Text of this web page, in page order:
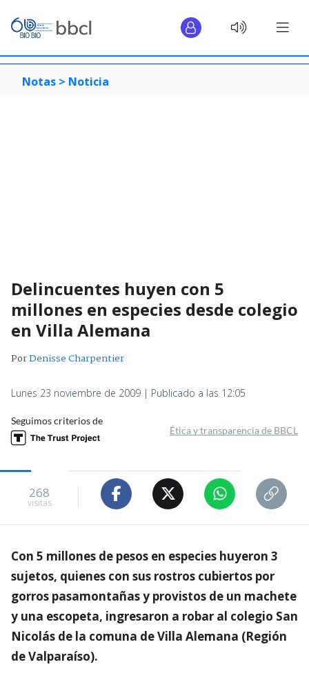
Notas > Noticia
Delincuentes huyen con 5
millones en especies desde colegio
en Villa Alemana
PorDenisse Charpentier
Lunes 23 noviembre de 2009 | Publicado a las 12:05
Seguimos criterios de
Ética y transparencia de BBCL
268
visitas
Con 5 millones de pesos en especies huyeron 3
sujetos, quienes con sus rostros cubiertos por
gorros pasamontañas y provistos de un machete
y una escopeta, ingresaron a robar al colegio San
Nicolás de la comuna de Villa Alemana (Región
de Valparaíso).